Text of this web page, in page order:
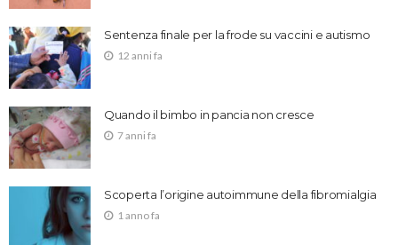
Sentenza finale per la frode su vaccini e autismo
12 anni fa
Quando il bimbo in pancia non cresce
7 anni fa
Scoperta l’origine autoimmune della fibromialgia
1 anno fa